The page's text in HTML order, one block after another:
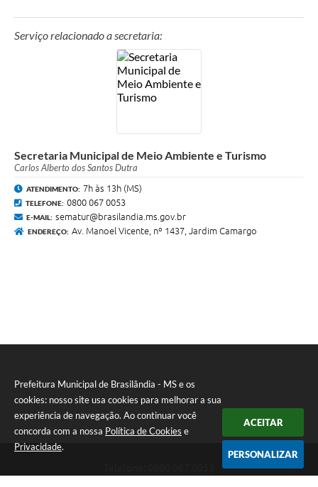
Prefeitura Municipal de Brasilândia - MS e os
cookies: nosso site usa cookies para melhorar a sua
experiência de navegação. Ao continuar você
concorda com a nossa Política de Cookies e
Privacidade.
ACEITAR
PERSONALIZAR
Serviço relacionado a secretaria:
Secretaria Municipal de Meio Ambiente e Turismo
Carlos Alberto dos Santos Dutra
ATENDIMENTO: 7h às 13h (MS)
TELEFONE: 0800 067 0053
E-MAIL: sematur@brasilandia.ms.gov.br
ENDEREÇO: Av. Manoel Vicente, nº 1437, Jardim Camargo